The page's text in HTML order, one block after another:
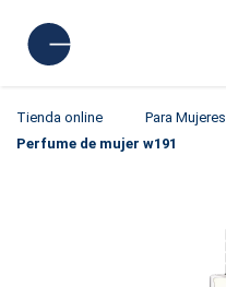
Tienda online Para Mujeres
Perfume de mujer w191